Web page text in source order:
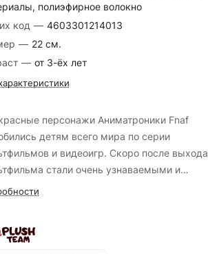
полиэфирное волокно
код — 4603301214013
— 22 см.
— от 3-ёх лет
персонажи Аниматроники Fnaf
детям всего мира по серии
и видеоигр. Скоро после выхода
стали очень узнаваемыми и
в массовой культуре. Мягкая
другом ребёнка. Изготовлен из